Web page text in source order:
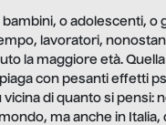
o adolescenti, o
lavoratori,
la maggiore età.
con pesanti effetti
vicina di quanto si pensi:
ma anche in Italia,